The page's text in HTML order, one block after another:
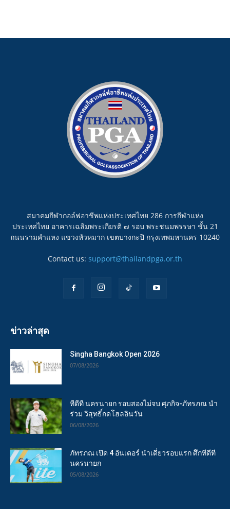
สมาคมกีฬากอล์ฟอาชีพแห่งประเทศไทย 286 การกีฬาแห่ง
ประเทศไทย อาคารเฉลิมพระเกียรติ ๗ รอบ พระชนมพรรษา ชั้น 21
ถนนรามคำแหง แขวงหัวหมาก เขตบางกะปิ กรุงเทพมหานคร 10240
Contact us: support@thailandpga.or.th
ข่าวล่าสุด
Singha Bangkok Open 2026
07/08/2026
ทีดีที นครนายก รอบสองไม่จบ ศุภกิจ-ภัทรภณ นำ
ร่วม วิสุทธิ์กดโฮลอินวัน
06/08/2026
ภัทรภณ เปิด 4 อันเดอร์ นำเดี่ยวรอบแรก ศึกทีดีที
นครนายก
05/08/2026